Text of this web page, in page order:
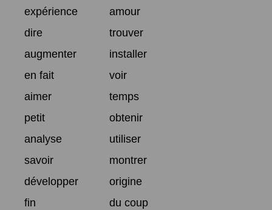
expérience
amour
dire
trouver
augmenter
installer
en fait
voir
aimer
temps
petit
obtenir
analyse
utiliser
savoir
montrer
développer
origine
fin
du coup